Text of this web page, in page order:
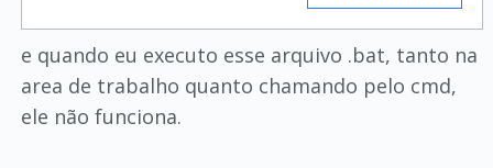
e quando eu executo esse arquivo .bat, tanto na
area de trabalho quanto chamando pelo cmd,
ele não funciona.